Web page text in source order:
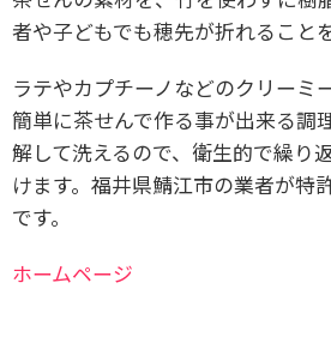
者や子どもでも穂先が折れること
ラテやカプチーノなどのクリーミ
簡単に茶せんで作る事が出来る調
解して洗えるので、衛生的で繰り
けます。福井県鯖江市の業者が特
です。
ホームページ